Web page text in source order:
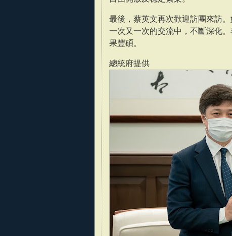
最後，蔡英文再次歡迎訪團來訪
一次又一次的交流中，不斷深化
果豐碩。
總統府提供